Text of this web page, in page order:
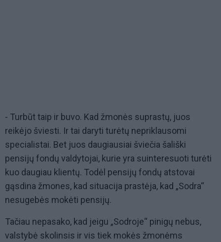
- Turbūt taip ir buvo. Kad žmonės suprastų, juos
reikėjo šviesti. Ir tai daryti turėtų nepriklausomi
specialistai. Bet juos daugiausiai šviečia šališki
pensijų fondų valdytojai, kurie yra suinteresuoti turėti
kuo daugiau klientų. Todėl pensijų fondų atstovai
gąsdina žmones, kad situacija prastėja, kad „Sodra“
nesugebės mokėti pensijų.
Tačiau nepasako, kad jeigu „Sodroje“ pinigų nebus,
valstybė skolinsis ir vis tiek mokės žmonėms